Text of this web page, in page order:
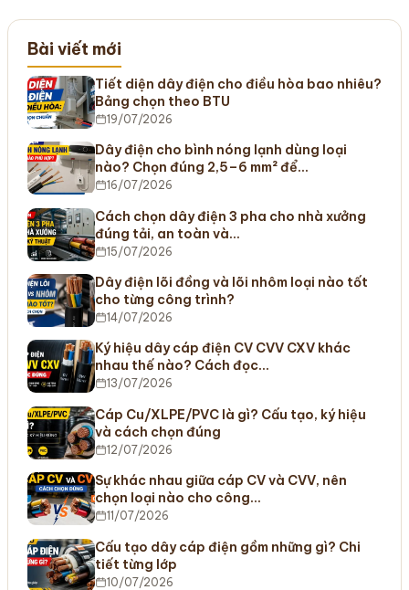
Bài viết mới
Tiết diện dây điện cho điều hòa bao nhiêu?
Bảng chọn theo BTU
19/07/2026
Dây điện cho bình nóng lạnh dùng loại
nào? Chọn đúng 2,5–6 mm² để…
16/07/2026
Cách chọn dây điện 3 pha cho nhà xưởng
đúng tải, an toàn và…
15/07/2026
Dây điện lõi đồng và lõi nhôm loại nào tốt
cho từng công trình?
14/07/2026
Ký hiệu dây cáp điện CV CVV CXV khác
nhau thế nào? Cách đọc…
13/07/2026
Cáp Cu/XLPE/PVC là gì? Cấu tạo, ký hiệu
và cách chọn đúng
12/07/2026
Sự khác nhau giữa cáp CV và CVV, nên
chọn loại nào cho công…
11/07/2026
Cấu tạo dây cáp điện gồm những gì? Chi
tiết từng lớp
10/07/2026